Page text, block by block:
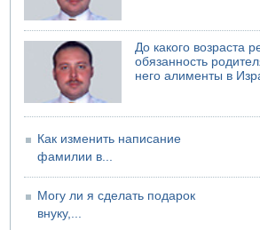
До какого возраста
обязанность
него алименты в
Как изменить написание
фамилии в...
Могу ли я сделать подарок
внуку,...